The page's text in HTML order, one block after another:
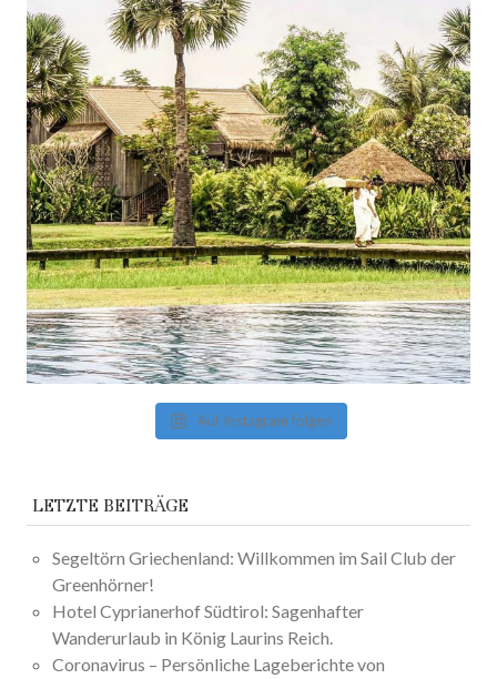
Auf Instagram folgen
LETZTE BEITRÄGE
Segeltörn Griechenland: Willkommen im Sail Club der
Greenhörner!
Hotel Cyprianerhof Südtirol: Sagenhafter
Wanderurlaub in König Laurins Reich.
Coronavirus – Persönliche Lageberichte von